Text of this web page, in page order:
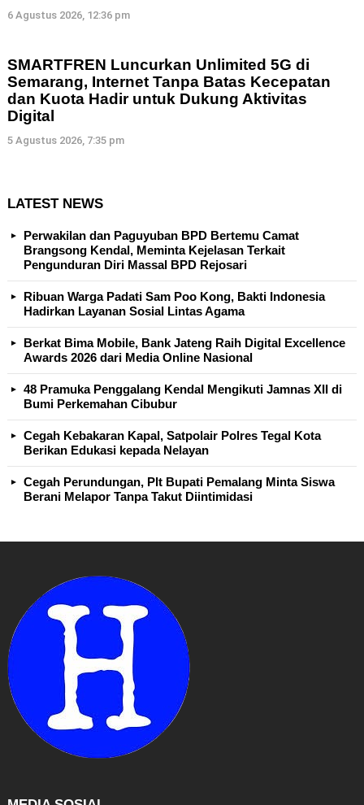
6 Agustus 2026, 12:36 pm
SMARTFREN Luncurkan Unlimited 5G di
Semarang, Internet Tanpa Batas Kecepatan
dan Kuota Hadir untuk Dukung Aktivitas
Digital
5 Agustus 2026, 7:35 pm
LATEST NEWS
Perwakilan dan Paguyuban BPD Bertemu Camat
Brangsong Kendal, Meminta Kejelasan Terkait
Pengunduran Diri Massal BPD Rejosari
Ribuan Warga Padati Sam Poo Kong, Bakti Indonesia
Hadirkan Layanan Sosial Lintas Agama
Berkat Bima Mobile, Bank Jateng Raih Digital Excellence
Awards 2026 dari Media Online Nasional
48 Pramuka Penggalang Kendal Mengikuti Jamnas XII di
Bumi Perkemahan Cibubur
Cegah Kebakaran Kapal, Satpolair Polres Tegal Kota
Berikan Edukasi kepada Nelayan
Cegah Perundungan, Plt Bupati Pemalang Minta Siswa
Berani Melapor Tanpa Takut Diintimidasi